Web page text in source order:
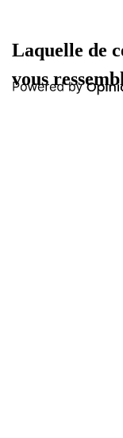
Laquelle de
vous